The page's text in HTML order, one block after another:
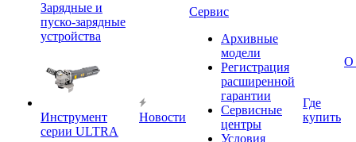
Зарядные и
пуско-зарядные
устройства
Инструмент
серии ULTRA
Новости
Сервис
Архивные
модели
Регистрация
расширенной
гарантии
Сервисные
центры
Условия
Где
купить
О